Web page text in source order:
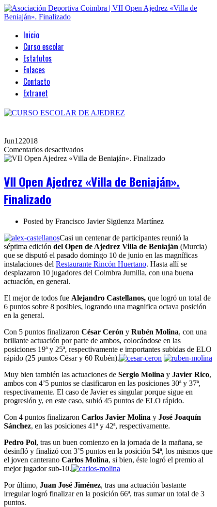
Inicio
Curso escolar
Estatutos
Enlaces
Contacto
Extranet
Jun122018
Comentarios desactivadosen
VII
«Villa
VII Open Ajedrez «Villa de Beniaján».
Finalizado
Posted by Francisco Javier Sigüenza Martínez
Casi un centenar de participantes reunió la
séptima edición del Open de Ajedrez Villa de Beniaján (Murcia)
que se disputó el pasado domingo 10 de junio en las magníficas
instalaciones del Restaurante Rincón Huertano. Hasta allí se
desplazaron 10 jugadores del Coimbra Jumilla, con una buena
actuación, en general.
El mejor de todos fue Alejandro Castellanos, que logró un total de
6 puntos sobre 8 posibles, logrando una magnifica octava posición
en la general.
Con 5 puntos finalizaron César Cerón y Rubén Molina, con una
brillante actuación por parte de ambos, colocándose en las
posiciones 19ª y 25ª, respectivamente e importantes subidas de ELO
rápido (25 puntos César y 60 Rubén).
Muy bien también las actuaciones de Sergio Molina y Javier Rico,
ambos con 4’5 puntos se clasificaron en las posiciones 30ª y 37ª,
respectivamente. El caso de Javier es singular porque sigue en
progresión y, en este caso, subió 45 puntos de ELO rápido.
Con 4 puntos finalizaron Carlos Javier Molina y José Joaquín
Sánchez, en las posiciones 41ª y 42ª, respectivamente.
Pedro Pol, tras un buen comienzo en la jornada de la mañana, se
desinfló y finalizó con 3’5 puntos en la posición 54ª, los mismos que
el joven canterano Carlos Molina, si bien, éste logró el premio al
mejor jugador sub-10.
Por último, Juan José Jiménez, tras una actuación bastante
irregular logró finalizar en la posición 66ª, tras sumar un total de 3
puntos.